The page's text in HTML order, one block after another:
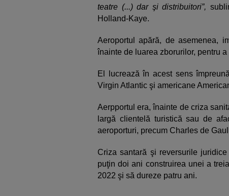
teatre (...) dar şi distribuitori”,
Holland-Kaye.
Aeroportul apără, de asemenea,
înainte de luarea zborurilor, pentru
El lucrează în acest sens
Virgin Atlantic şi americane
Aerpportul era, înainte de criza
largă clientelă turistică sau de
aeroporturi, precum Charles de
Criza santară şi reversurile
puţin doi ani construirea unei a
2022 şi să dureze patru ani.